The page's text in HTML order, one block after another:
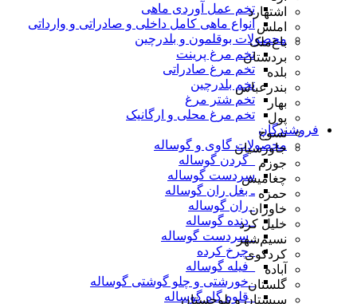
تخم عمل آوردی ماهی
انواع ماهی کامل داخلی و صادراتی و وارداتی
محصولات بوقلمون و بلدرچین
تخم مرغ پرینت
تخم مرغ صادراتی
تخم بلدرچین
تخم شتر مرغ
تخم مرغ محلی و ارگانیک
فروشندگان
محصولات گاوی و گوساله
_گردن گوساله
سردست گوساله
ـ بغل ران گوساله
_ران گوساله
_دنده گوساله
_سردست گوساله
_چرخ کرده
_فیله گوساله
_خورشتی و چلو گوشتی گوساله
_قلوه گاه گوساله
اشتهارد
املش
باغ‌ملک
بردستان
بلده
بندرعباس
بهار
پول
تسوج
جاورسیان
جوزم
چغامیش
حمزه
خاوران
خلیل کرد
نسیم‌شهر
کردکوی
آباده
گلستان
سیستان و بلوچستان